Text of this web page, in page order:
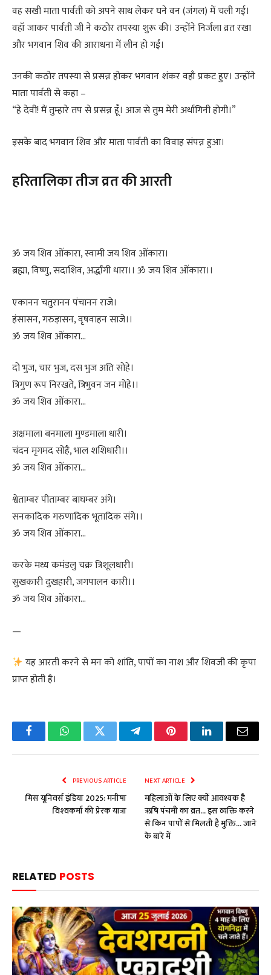
वह सखी माता पार्वती को अपने साथ लेकर घने वन (जंगल) में चली गई।
वहाँ जाकर पार्वती जी ने कठोर तपस्या शुरू की। उन्होंने निर्जला व्रत रखा
और भगवान शिव की आराधना में लीन हो गईं।
उनकी कठोर तपस्या से प्रसन्न होकर भगवान शंकर वहाँ प्रकट हुए। उन्होंने
माता पार्वती से कहा –
“हे देवी! मैं तुम्हारे तप से प्रसन्न हूँ। आज से तुम मेरी अर्धांगिनी होगी।”
इसके बाद भगवान शिव और माता पार्वती का विवाह संपन्न हुआ।
हरितालिका तीज व्रत की आरती
ॐ जय शिव ओंकारा, स्वामी जय शिव ओंकारा।
ब्रह्मा, विष्णु, सदाशिव, अर्द्धांगी धारा।। ॐ जय शिव ओंकारा।।
एकानन चतुरानन पंचानन राजे।
हंसासन, गरुड़ासन, वृषवाहन साजे।।
ॐ जय शिव ओंकारा…
दो भुज, चार भुज, दस भुज अति सोहे।
त्रिगुण रूप निरखते, त्रिभुवन जन मोहे।।
ॐ जय शिव ओंकारा…
अक्षमाला बनमाला मुण्डमाला धारी।
चंदन मृगमद सोहै, भाल शशिधारी।।
ॐ जय शिव ओंकारा…
श्वेताम्बर पीताम्बर बाघम्बर अंगे।
सनकादिक गरुणादिक भूतादिक संगे।।
ॐ जय शिव ओंकारा…
करके मध्य कमंडलु चक्र त्रिशूलधारी।
सुखकारी दुखहारी, जगपालन कारी।।
ॐ जय शिव ओंकारा…
—
यह आरती करने से मन को शांति, पापों का नाश और शिवजी की कृपा
प्राप्त होती है।
FacebookWhatsAppTwitter TelegramPinterestLinkedInEmail
PREVIOUS ARTICLE
मिस यूनिवर्स इंडिया 2025: मनीषा
विश्‍वकर्मा की प्रेरक यात्रा
NEXT ARTICLE
महिलाओं के लिए क्यों आवश्यक है
ऋषि पंचमी का व्रत… इस व्यक्ति करने
से किन पापों से मिलती है मुक्ति… जाने
के बारे में
RELATED POSTS